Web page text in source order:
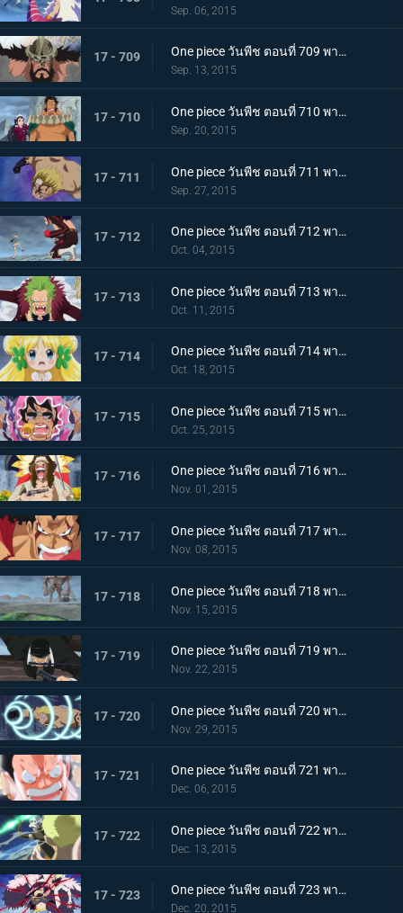
Sep. 06, 2015
17 - 709 One piece วันพีช ตอนที่ 709 พากย์ไทย ศึกตัดสินของผู้บริหาร ไฮรูดินผู้มีความภาคภูมิสูงส่ง!
Sep. 13, 2015
17 - 710 One piece วันพีช ตอนที่ 710 พากย์ไทย สงครามความรัก ไซผู้นำคนใหม่ ปะทะ เบบี้ไฟว์!
Sep. 20, 2015
17 - 711 One piece วันพีช ตอนที่ 711 พากย์ไทย ทิฐิลูกผู้ชาย! การโจมตีสุดท้ายของเบลลามี่!
Sep. 27, 2015
17 - 712 One piece วันพีช ตอนที่ 712 พากย์ไทย พายุโหมกระหน่ำ! ฮาคุบะ ปะทะ เดลลิงเจอร์!
Oct. 04, 2015
17 - 713 One piece วันพีช ตอนที่ 713 พากย์ไทย บาริ บาริ! หมัดเทพเจ้าสำแดงเดช!
Oct. 11, 2015
17 - 714 One piece วันพีช ตอนที่ 714 พากย์ไทย ต้องช่วยเจ้าหญิงแห่งการรักษามันเชอร์รี่ให้ได้!
Oct. 18, 2015
17 - 715 One piece วันพีช ตอนที่ 715 พากย์ไทย การดวลของลูกผู้ชาย! บทเพลงอาลัยรักของซินญอร์!
Oct. 25, 2015
17 - 716 One piece วันพีช ตอนที่ 716 พากย์ไทย ละอองดาวมรณะ! การโจมตีที่โหมกระหน่ำของไดอาเมนเต้!
Nov. 01, 2015
17 - 717 One piece วันพีช ตอนที่ 717 พากย์ไทย เทียโนบาสทาโด้! เคียรอสดาบสายฟ้าพิโรธ!
Nov. 08, 2015
17 - 718 One piece วันพีช ตอนที่ 718 พากย์ไทย ทะยานข้ามฟาก! แผนร้ายที่แยบยลของมนุษย์หินยักษ์พีก้า!
Nov. 15, 2015
17 - 719 One piece วันพีช ตอนที่ 719 พากย์ไทย พิฆาตกลางเวหา! โซโลระเบิดสุดยอดท่าไม้ตายลับใหม่!
Nov. 22, 2015
17 - 720 One piece วันพีช ตอนที่ 720 พากย์ไทย ลาก่อนนะเบลลามี่! หมัดแห่งการจากลา!
Nov. 29, 2015
17 - 721 One piece วันพีช ตอนที่ 721 พากย์ไทย ลอว์ดับศูนย์!! ลูฟี่โจมตีอย่างบ้าคลั่ง!
Dec. 06, 2015
17 - 722 One piece วันพีช ตอนที่ 722 พากย์ไทย ดาบแห่งความมุ่งมั่น! การสวนกลับของ แกมม่าไนฟ์!!
Dec. 13, 2015
17 - 723 One piece วันพีช ตอนที่ 723 พากย์ไทย การปะทะฮาคิ! ลูฟี่ ปะทะ โดฟลามิงโก้!
Dec. 20, 2015